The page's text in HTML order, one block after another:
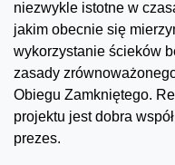
niezwykle istotne w
jakim obecnie się
wykorzystanie ścieków
zasady
Obiegu Zamkniętego.
projektu jest dobra
prezes.